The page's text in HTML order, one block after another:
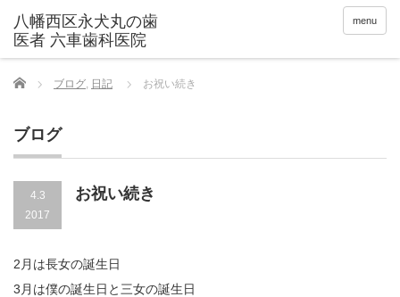
menu
Home ブログ, 日記 お祝い続き
ブログ
4.3
2017
お祝い続き
2月は長女の誕生日
3月は僕の誕生日と三女の誕生日